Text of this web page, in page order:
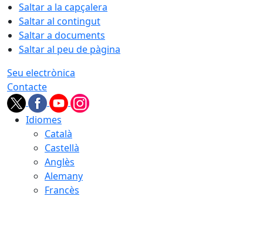
Saltar a la capçalera
Saltar al contingut
Saltar a documents
Saltar al peu de pàgina
Seu electrònica
Contacte
Idiomes
Català
Castellà
Anglès
Alemany
Francès